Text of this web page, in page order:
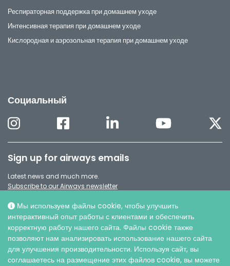
Мы используем файлы cookie, чтобы улучшить
интерактивный опыт работы с клиентами и обеспечить
корректную работу нашего сайта. Файлы cookie также
позволяют нам анализировать использование нашего сайта
для улучшения производительности. Используя сайт, вы
соглашаетесь на размещение этих файлов cookie, вы можете
Респираторная поддержка при домашнем уходе
Интенсивная терапия при домашнем уходе
Кислородная и аэрозольная терапия при домашнем уходе
Социальный
Sign up for airways emails
Latest news and much more.
Subscribe to our Airways newsletter